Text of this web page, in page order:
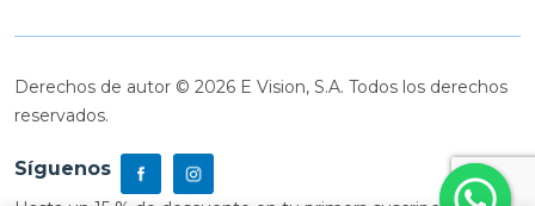
Derechos de autor © 2026 E Vision, S.A. Todos los derechos
reservados.
Síguenos